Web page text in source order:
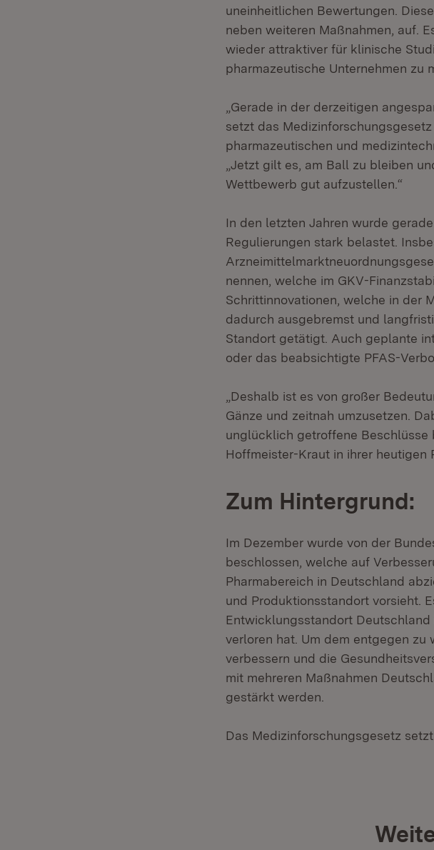
uneinheitlichen Bewertungen.
neben weiteren Maßnahmen, auf.
wieder attraktiver für klinische
pharmazeutische Unternehmen zu
„Gerade in der derzeitigen
setzt das
pharmazeutischen und
„Jetzt gilt es, am Ball zu bleiben
Wettbewerb gut aufzustellen.“
In den letzten Jahren wurde
Regulierungen stark belastet.
nennen, welche im GKV-
Schrittinnovationen, welche in der
dadurch ausgebremst und
Standort getätigt. Auch geplante
oder das beabsichtigte PFAS-
„Deshalb ist es von großer
Gänze und zeitnah umzusetzen.
unglücklich getroffene Beschlüsse
Hoffmeister-Kraut in ihrer heutigen
Zum Hintergrund:
Im Dezember wurde von der
beschlossen, welche auf
Pharmabereich in Deutschland
und Produktionsstandort vorsieht.
Entwicklungsstandort
verloren hat. Um dem entgegen
verbessern und die
mit mehreren Maßnahmen
gestärkt werden.
Das Medizinforschungsgesetz